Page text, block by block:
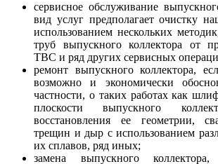
сервисное обслуживание
вид услуг предполагает очистку
использованием нескольких
труб выпускного коллектора от
ТВС и ряд других сервисных
ремонт выпускного коллектора,
возможно и экономически
частности, о таких работах как
плоскости выпускного
восстановления ее геометрии,
трещин и дыр с использованием
их сплавов, ряд иных;
замена выпускного